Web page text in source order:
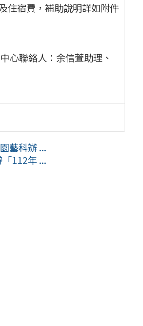
住宿費，補助說明詳如附件
心聯絡人：余信萱助理、
藝科辦 ...
112年 ...